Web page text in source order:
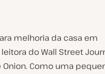
melhoria da casa em
do Wall Street
Como uma